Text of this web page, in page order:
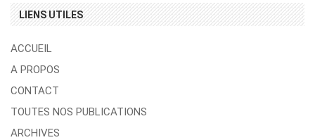
LIENS UTILES
ACCUEIL
A PROPOS
CONTACT
TOUTES NOS PUBLICATIONS
ARCHIVES